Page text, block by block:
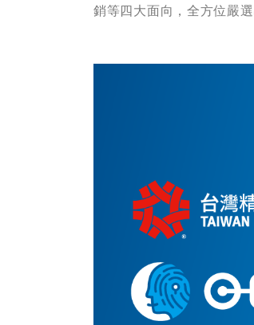
銷等四大面向，全方位嚴